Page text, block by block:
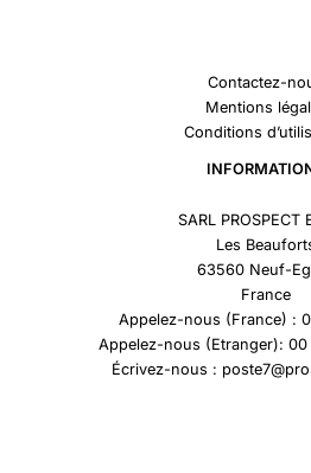
Contactez-
Mentions
Conditions
SARL PROSPECT
Les
63560 Neuf-
France
Appelez-nous (France) :
Appelez-nous (Etranger):
Écrivez-nous :